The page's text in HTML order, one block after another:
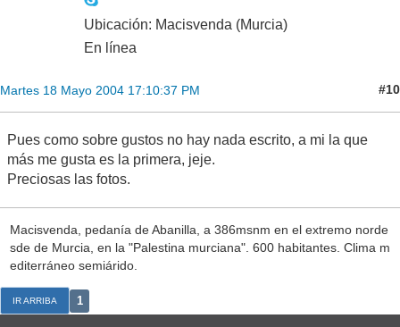
Ubicación: Macisvenda (Murcia)
En línea
Martes 18 Mayo 2004 17:10:37 PM #10
Pues como sobre gustos no hay nada escrito, a mi la que
más me gusta es la primera, jeje.
Preciosas las fotos.
Macisvenda, pedanía de Abanilla, a 386msnm en el extremo norde
sde de Murcia, en la "Palestina murciana". 600 habitantes. Clima m
editerráneo semiárido.
IR ARRIBA 1